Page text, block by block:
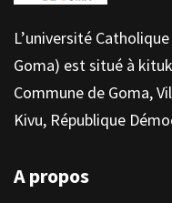
L’université
Goma) est situé à
Commune de Goma,
Kivu, République
A propos